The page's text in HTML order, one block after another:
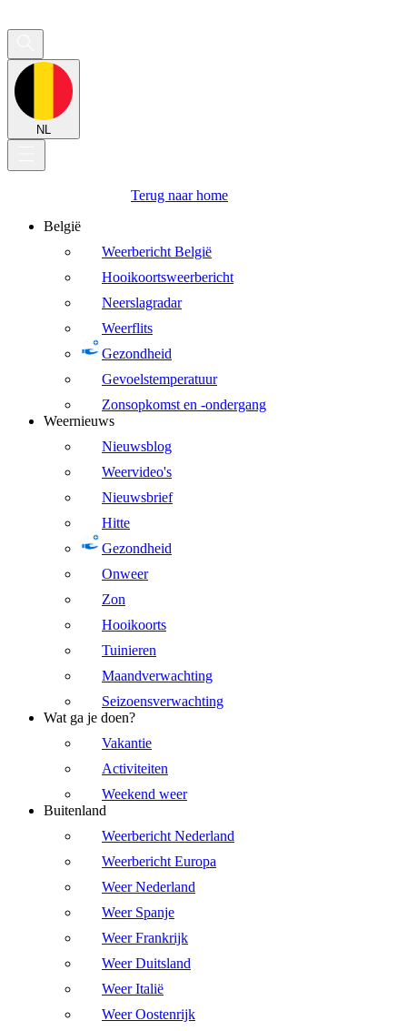
NL
Terug naar home
België
Weerbericht België
Hooikoortsweerbericht
Neerslagradar
Weerflits
Gezondheid
Gevoelstemperatuur
Zonsopkomst en -ondergang
Weernieuws
Nieuwsblog
Weervideo's
Nieuwsbrief
Hitte
Gezondheid
Onweer
Zon
Hooikoorts
Tuinieren
Maandverwachting
Seizoensverwachting
Wat ga je doen?
Vakantie
Activiteiten
Weekend weer
Buitenland
Weerbericht Nederland
Weerbericht Europa
Weer Nederland
Weer Spanje
Weer Frankrijk
Weer Duitsland
Weer Italië
Weer Oostenrijk